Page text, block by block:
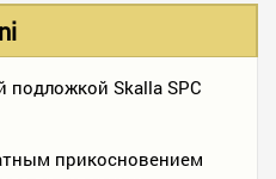
подложкой Skalla SPC
прикосновением